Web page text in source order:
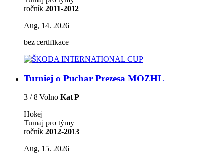
ročník 2011-2012
Aug, 14. 2026
bez certifikace
Turniej o Puchar Prezesa MOZHL
3 / 8 Volno Kat P
Hokej
Turnaj pro týmy
ročník 2012-2013
Aug, 15. 2026